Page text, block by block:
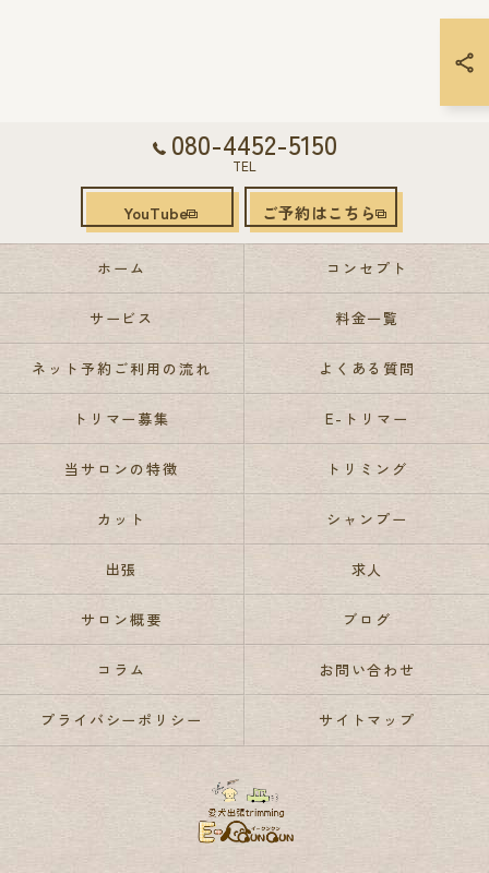
080-4452-5150
TEL
YouTube ご予約はこちら
ホーム コンセプト
サービス 料金一覧
ネット予約ご利用の流れ よくある質問
トリマー募集 E-トリマー
当サロンの特徴 トリミング
カット シャンプー
出張 求人
サロン概要 ブログ
コラム お問い合わせ
プライバシーポリシー サイトマップ